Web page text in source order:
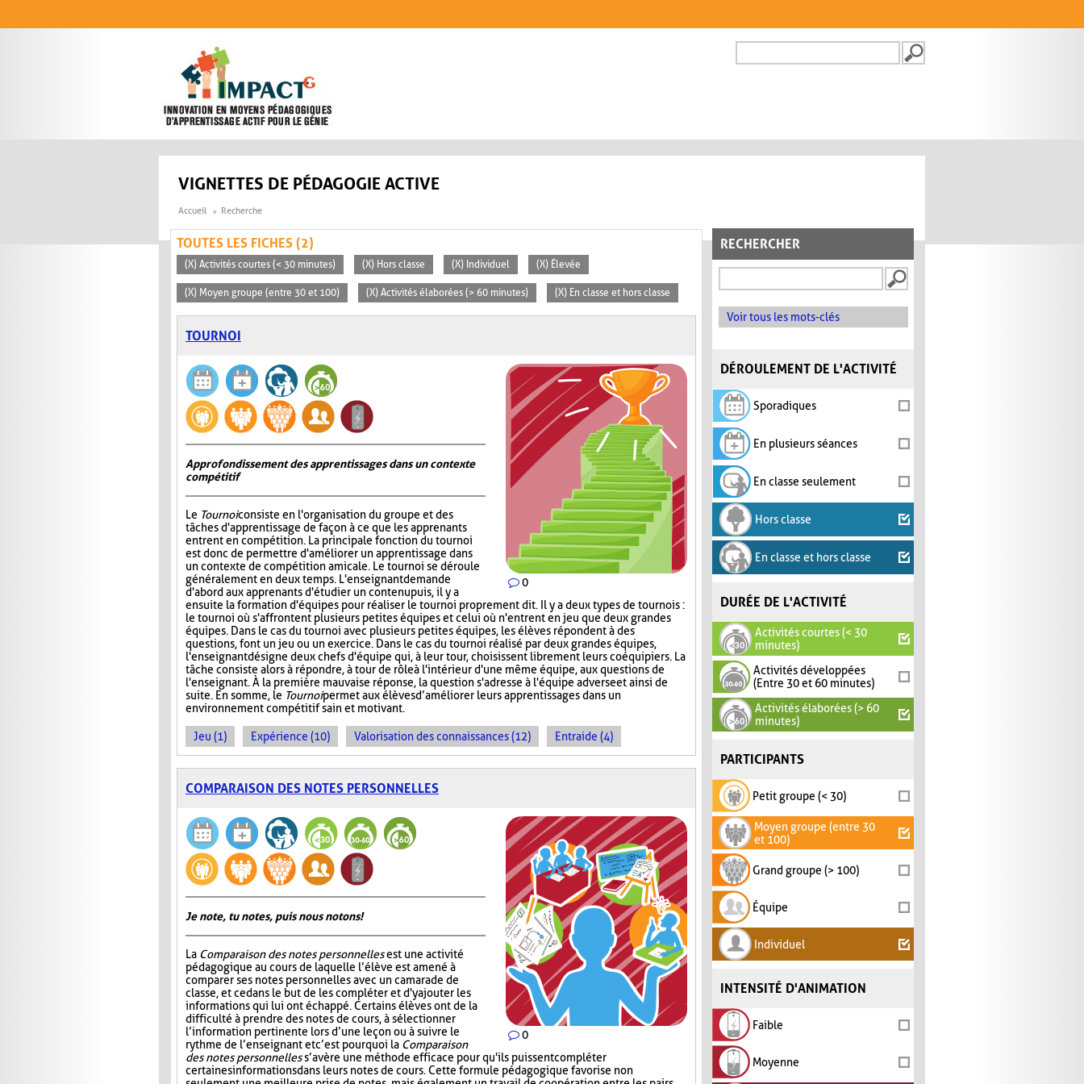
FORMULAIRE DE
VIGNETTES DE PÉDAGOGIE ACTIVE
Accueil Recherche
RECHERCHER
Voir tous les mots-clés
DÉROULEMENT DE L'ACTIVITÉ
Sporadiques
En plusieurs séances
En classe seulement
Hors classe
En classe et hors classe
DURÉE DE L'ACTIVITÉ
Activités courtes (< 30
minutes)
Activités développées
(Entre 30 et 60 minutes)
Activités élaborées (> 60
minutes)
PARTICIPANTS
Petit groupe (< 30)
Moyen groupe (entre 30
et 100)
Grand groupe (> 100)
Équipe
Individuel
INTENSITÉ D'ANIMATION
Faible
Moyenne
TOUTES LES FICHES (2)
(X) Activités courtes (< 30 minutes) (X) Hors classe (X) Individuel (X) Élevée
(X) Moyen groupe (entre 30 et 100) (X) Activités élaborées (> 60 minutes) (X) En classe et hors classe
TOURNOI
0
Approfondissement des apprentissages dans un contexte
compétitif
Le Tournoiconsiste en l'organisation du groupe et des
tâches d'apprentissage de façon à ce que les apprenants
entrent en compétition. La principale fonction du tournoi
est donc de permettre d'améliorer un apprentissage dans
un contexte de compétition amicale. Le tournoi se déroule
généralement en deux temps. L'enseignant demande
d'abord aux apprenants d'étudier un contenu puis, il y a
ensuite la formation d'équipes pour réaliser le tournoi proprement dit. Il y a deux types de tournois :
le tournoi où s'affrontent plusieurs petites équipes et celui où n'entrent en jeu que deux grandes
équipes. Dans le cas du tournoi avec plusieurs petites équipes, les élèves répondent à des
questions, font un jeu ou un exercice. Dans le cas du tournoi réalisé par deux grandes équipes,
l'enseignant désigne deux chefs d'équipe qui, à leur tour, choisissent librement leurs coéquipiers. La
tâche consiste alors à répondre, à tour de rôle à l'intérieur d'une même équipe, aux questions de
l'enseignant. À la première mauvaise réponse, la question s'adresse à l'équipe adverse et ainsi de
suite. En somme, le Tournoipermet aux élèves d’améliorer leurs apprentissages dans un
environnement compétitif sain et motivant.
Jeu (1) Expérience (10) Valorisation des connaissances (12) Entraide (4)
COMPARAISON DES NOTES PERSONNELLES
0
Je note, tu notes, puis nous notons!
La Comparaison des notes personnellesest une activité
pédagogique au cours de laquelle l’élève est amené à
comparer ses notes personnelles avec un camarade de
classe, et ce dans le but de les compléter et d'y ajouter les
informations qui lui ont échappé. Certains élèves ont de la
difficulté à prendre des notes de cours, à sélectionner
l’information pertinente lors d’une leçon ou à suivre le
rythme de l’enseignant et c’est pourquoi la Comparaison
des notes personnelless’avère une méthode efficace pour qu'ils puissent compléter
certaines informations dans leurs notes de cours. Cette formule pédagogique favorise non